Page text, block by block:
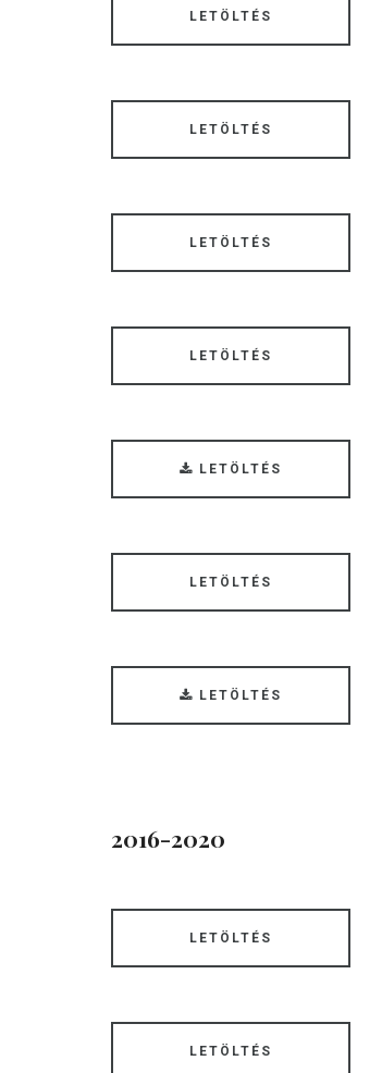
LETÖLTÉS
LETÖLTÉS
LETÖLTÉS
LETÖLTÉS
LETÖLTÉS
LETÖLTÉS
LETÖLTÉS
2016-2020
LETÖLTÉS
LETÖLTÉS